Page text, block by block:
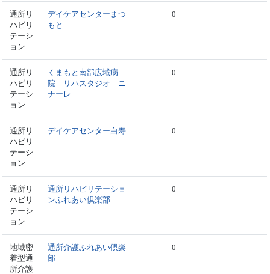
通所リ
ハビリ
テーシ
ョン
デイケアセンターまつ
もと
0
通所リ
ハビリ
テーシ
ョン
くまもと南部広域病
院 リハスタジオ ニ
ナーレ
0
通所リ
ハビリ
テーシ
ョン
デイケアセンター白寿 0
通所リ
ハビリ
テーシ
ョン
通所リハビリテーショ
ンふれあい倶楽部
0
地域密
着型通
所介護
通所介護ふれあい倶楽
部
0